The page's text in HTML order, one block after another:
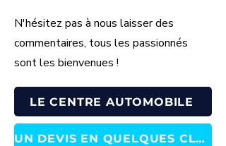
N'hésitez pas à nous laisser des
commentaires, tous les passionnés
sont les bienvenues !
LE CENTRE AUTOMOBILE
UN DEVIS EN QUELQUES CLICS !